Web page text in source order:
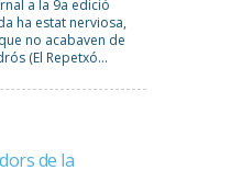
a la 9a edició
ha estat nerviosa,
no acabaven de
(El Repetxó...
de la